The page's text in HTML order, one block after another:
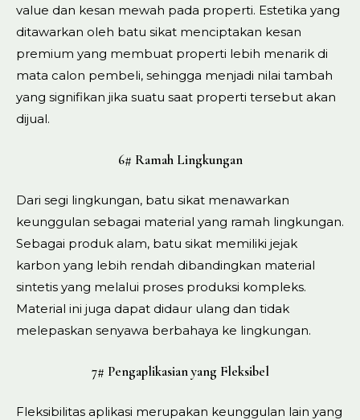
value dan kesan mewah pada properti. Estetika yang
ditawarkan oleh batu sikat menciptakan kesan
premium yang membuat properti lebih menarik di
mata calon pembeli, sehingga menjadi nilai tambah
yang signifikan jika suatu saat properti tersebut akan
dijual.
6# Ramah Lingkungan
Dari segi lingkungan, batu sikat menawarkan
keunggulan sebagai material yang ramah lingkungan.
Sebagai produk alam, batu sikat memiliki jejak
karbon yang lebih rendah dibandingkan material
sintetis yang melalui proses produksi kompleks.
Material ini juga dapat didaur ulang dan tidak
melepaskan senyawa berbahaya ke lingkungan.
7# Pengaplikasian yang Fleksibel
Fleksibilitas aplikasi merupakan keunggulan lain yang